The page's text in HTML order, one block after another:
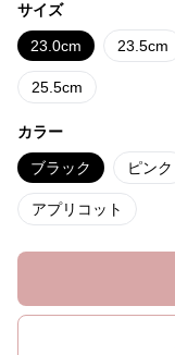
サイズ
23.0cm 23.5cm
25.5cm
カラー
ブラック ピンク
アプリコット